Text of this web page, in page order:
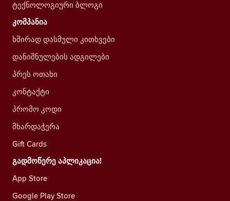
ტექნოლოგიური ბლოგი
კომპანია
ხშირად დასმული კითხვები
დანიშნულების ადგილები
პრეს ოთახი
კონტაქტი
პრომო კოდი
მხარდაჭერა
Gift Cards
გადმოწერე აპლიკაცია!
App Store
Google Play Store